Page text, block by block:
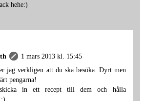
hehe:)
1 mars 2013 kl. 15:45
jag verkligen att du ska besöka. Dyrt men
pengarna!
in ett recept till dem och hålla